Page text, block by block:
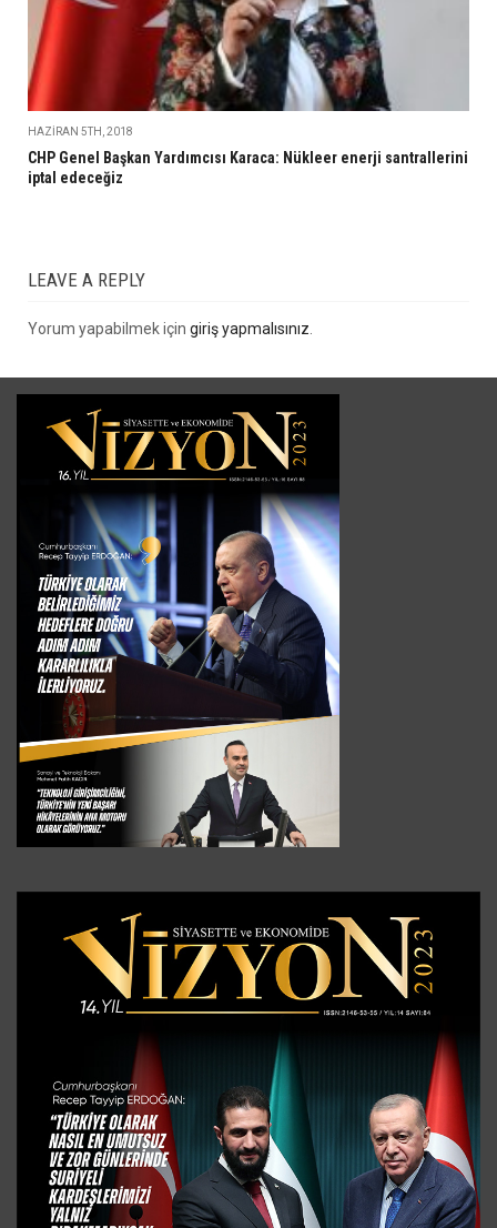
HAZIRAN 5TH, 2018
CHP Genel Başkan Yardımcısı Karaca: Nükleer enerji santrallerini
iptal edeceğiz
LEAVE A REPLY
Yorum yapabilmek için giriş yapmalısınız.